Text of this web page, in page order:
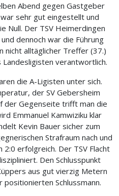
Abend gegen Gastgeber
sehr gut eingestellt und
Null. Der TSV Heimerdingen
dennoch war die Führung
nicht alltäglicher Treffer (37.)
verantwortlich.
die A-Ligisten unter sich.
der SV Gebersheim
der Gegenseite trifft man die
Emmanuel Kamwiziku klar
Kevin Bauer sicher zum
Strafraum nach und
erfolgreich. Der TSV Flacht
Den Schlusspunkt
aus gut vierzig Metern
Schlussmann.